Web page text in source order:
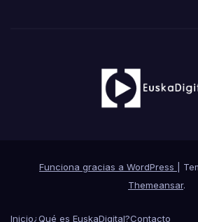
Funciona gracias a WordPress
Themeansar.
Inicio¿Qué es EuskaDigital?Contacto